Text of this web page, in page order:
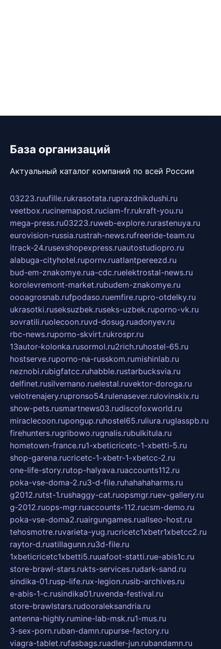
База организаций
Актуальный каталог компаний по всей России
03223.ruufille.rukrasotata.ruprazdnikdushi.ru
veetbox.rucinemapost.ruciam-fr.rukraft-you.ru
mega-press.ru03223.ruweb-explore.rurastenuya.ru
eurovision-russia.rustrah-news.rufreeride-team.ru
itrack-24.rusexshopexpress.ruautostudiopro.ru
alabuga-cityhotel.rupornv.ruatlantpereezd.ru
bud-em-znakomye.rua-cdc.ruelektrostal-news.ru
korolevremont-market.rubudem-znakomye.ru
oooagrosnab.rufpodaso.ruemfire.rupro-otdelky.ru
ukrasotki.ruseksuzbek.ruseks-uzbek.ruporno-vk.ru
sovratili.ruolecoon.ruvd-dosug.ruadonyev.ru
rbc-news.ruporno-skvirt.rukrospr.ru
13autor-kolonka.rusormol.ru2rich.ruhostel-65.ru
hostserve.ruporno-na-russkom.rumishinlab.ru
neznobi.rubigfatcc.ruhabble.rustarbucksvia.ru
delfinet.rusilvernano.ruelestal.ruvektor-doroga.ru
velotrenajery.rupronso54.rulenasever.rulovinskix.ru
show-pets.rusmartnews03.rudiscofoxworld.ru
miraclecoon.rupongup.ruhostel65.ruliura.ruglasspb.ru
firehunters.rugribowo.rugnalis.rubulkitula.ru
hometown-france.ru1-xbeticricetc-1-xbetti-5.ru
shop-garena.rucricetc-1-xbetr-1-xbetcc-2.ru
one-life-story.rutop-halyava.ruaccounts112.ru
poka-vse-doma-2.ru3-d-file.ruhahahaharms.ru
g2012.rutst-1.rushaggy-cat.ruopsmgr.ruev-gallery.ru
g-2012.ruops-mgr.ruaccounts-112.rucsm-demo.ru
poka-vse-doma2.ruairgungames.ruallseo-host.ru
tehosmotre.ruvarieta-yug.rucricetc1xbetr1xbetcc2.ru
raytor-d.ruatillagunn.ru3d-file.ru
1xbeticricetc1xbetti5.ruuafoot-statti.rue-abis1c.ru
store-brawl-stars.rukts-services.rudark-sand.ru
sindika-01.rusp-life.rux-legion.rusib-archives.ru
e-abis-1-c.rusindika01.ruvenda-festival.ru
store-brawlstars.rudooraleksandria.ru
antenna-highly.rumine-lab-msk.ru1-mus.ru
3-sex-porn.ruban-damn.rupurse-factory.ru
viagra-tablet.rufasbags.ruadler-jun.rubandamn.ru